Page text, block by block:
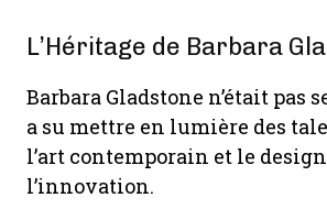
L’Héritage de Barbara
Barbara Gladstone n’était
a su mettre en lumière des
l’art contemporain et le
l’innovation.